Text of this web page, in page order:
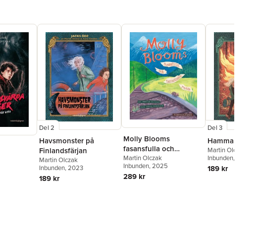
Del 2
Havsmonster på
Finlandsfärjan
Martin Olczak
Inbunden, 2023
189 kr
Molly Blooms
fasansfulla och
fantastiska resa
Martin Olczak
Inbunden, 2025
289 kr
Del 3
Hammaren
Martin Olczak
Inbunden, 2023
189 kr